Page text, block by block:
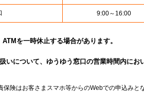
9:00～16:00
を一時休止する場合があります。
いについて、ゆうゆう窓口の営業時間内に
険はお客さまスマホ等からのWebでの申込みと